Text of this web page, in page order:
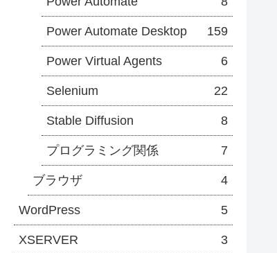
Power Automate Desktop 159
Power Virtual Agents 6
Selenium 22
Stable Diffusion 8
プログラミング関係 7
ブラウザ 4
WordPress 5
XSERVER 3